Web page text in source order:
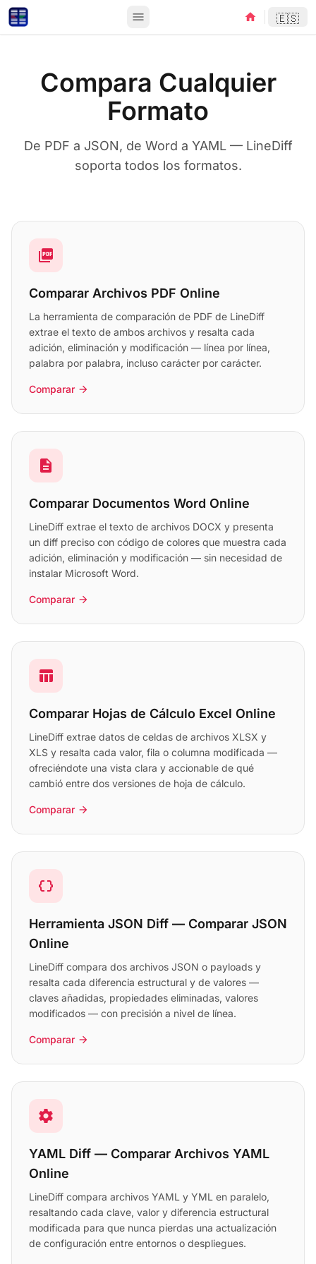
menu home 🇪🇸
Compara Cualquier
Formato
De PDF a JSON, de Word a YAML — LineDiff
soporta todos los formatos.
picture_as_pdf
Comparar Archivos PDF Online
La herramienta de comparación de PDF de LineDiff
extrae el texto de ambos archivos y resalta cada
adición, eliminación y modificación — línea por línea,
palabra por palabra, incluso carácter por carácter.
Comparar arrow_forward
description
Comparar Documentos Word Online
LineDiff extrae el texto de archivos DOCX y presenta
un diff preciso con código de colores que muestra cada
adición, eliminación y modificación — sin necesidad de
instalar Microsoft Word.
Comparar arrow_forward
table_chart
Comparar Hojas de Cálculo Excel Online
LineDiff extrae datos de celdas de archivos XLSX y
XLS y resalta cada valor, fila o columna modificada —
ofreciéndote una vista clara y accionable de qué
cambió entre dos versiones de hoja de cálculo.
Comparar arrow_forward
data_object
Herramienta JSON Diff — Comparar JSON
Online
LineDiff compara dos archivos JSON o payloads y
resalta cada diferencia estructural y de valores —
claves añadidas, propiedades eliminadas, valores
modificados — con precisión a nivel de línea.
Comparar arrow_forward
settings
YAML Diff — Comparar Archivos YAML
Online
LineDiff compara archivos YAML y YML en paralelo,
resaltando cada clave, valor y diferencia estructural
modificada para que nunca pierdas una actualización
de configuración entre entornos o despliegues.